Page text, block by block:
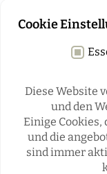
Rubriken
Cookie
Diese Website
und den
Einige Cookies,
und die
sind immer